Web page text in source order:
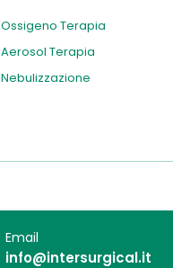
Ossigeno Terapia
Aerosol Terapia
Nebulizzazione
Email
info@intersurgical.it